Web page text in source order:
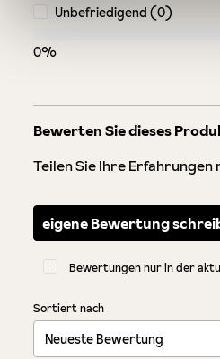
Unbefriedigend (0)
0%
Bewerten Sie dieses
Teilen Sie Ihre Erfahrungen
eigene Bewertung
Bewertungen nur in der
Sortiert nach